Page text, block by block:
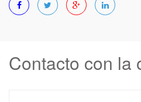
Contacto con la